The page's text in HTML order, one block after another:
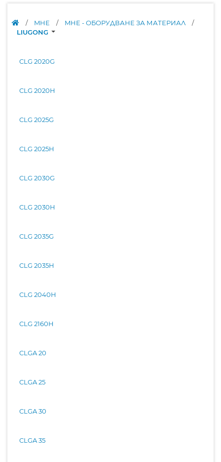
/ MHE / MHE - ОБОРУДВАНЕ ЗА МАТЕРИАЛ
/
LIUGONG
CLG 2020G
CLG 2020H
CLG 2025G
CLG 2025H
CLG 2030G
CLG 2030H
CLG 2035G
CLG 2035H
CLG 2040H
CLG 2160H
CLGA 20
CLGA 25
CLGA 30
CLGA 35